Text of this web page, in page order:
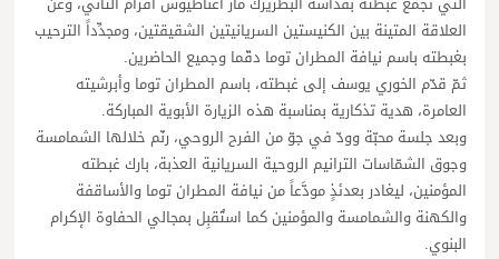
العلاقة المتينة بين الكنيستين السريانيتين الشقيقتين، ومجدِّداً الترحيب
بغبطته باسم نيافة المطران توما دقّما وجميع الحاضرين.
ثمّ قدّم الخوري يوسف إلى غبطته، باسم المطران توما وأبرشيته
العامرة، هدية تذكارية بمناسبة هذه الزيارة الأبوية المباركة.
وبعد جلسة محبّة وودّ في جوّ من الفرح الروحي، رنّم خلالها الشمامسة
وجوق الشمّاسات الترانيم الروحية السريانية العذبة، بارك غبطته
المؤمنين، ليغادر بعدئذٍ مودَّعاً من نيافة المطران توما والأساقفة
والكهنة والشمامسة والمؤمنين كما استُقبِل بمجالي الحفاوة الإكرام
البنوي.